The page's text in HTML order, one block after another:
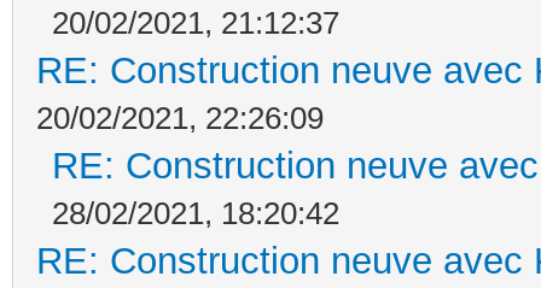
20/02/2021, 21:12:37
RE: Construction neuve avec
20/02/2021, 22:26:09
RE: Construction neuve
28/02/2021, 18:20:42
RE: Construction neuve avec